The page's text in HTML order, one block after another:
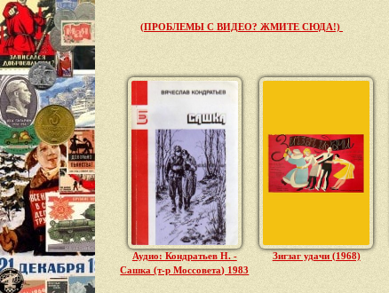
(ПРОБЛЕМЫ С ВИДЕО? ЖМИТЕ СЮДА!)
Аудио: Кондратьев Н. -
Сашка (т-р Моссовета) 1983
Зигзаг удачи (1968)